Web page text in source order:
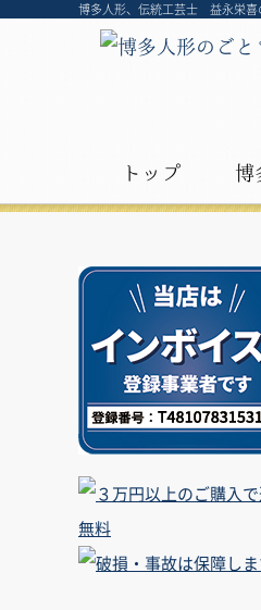
博多人形、伝統工芸士 益永栄喜
トップ 博